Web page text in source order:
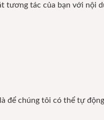
tương tác của bạn với nội
để chúng tôi có thể tự